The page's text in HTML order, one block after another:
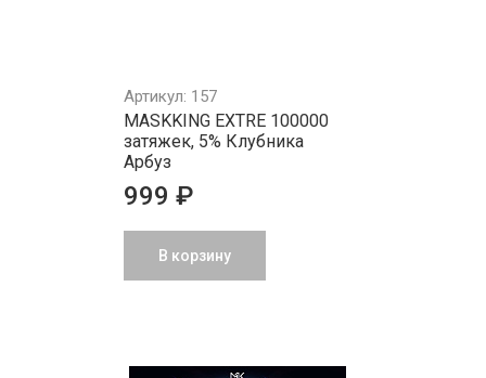
Артикул: 157
MASKKING EXTRE 100000
затяжек, 5% Клубника
Арбуз
999 ₽
В корзину